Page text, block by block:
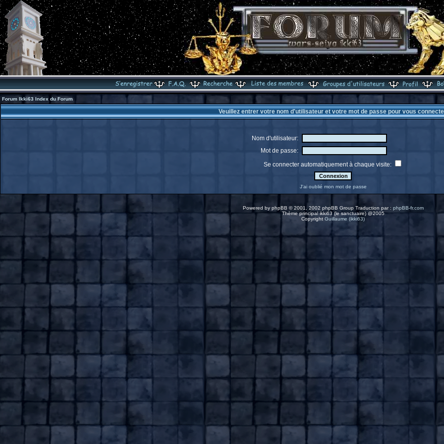
Forum Ikki63 Index du Forum
Veuillez entrer votre nom d'utilisateur et votre mot de passe pour vous
Nom d'utilisateur:
Mot de passe:
Se connecter automatiquement à chaque visite:
J'ai oublié mon mot de passe
Powered by phpBB © 2001, 2002 phpBB Group Traduction par : phpBB-fr.com
Thème principal ikki63 (le sanctuaire) @2005
Copyright Guillaume (ikki63)